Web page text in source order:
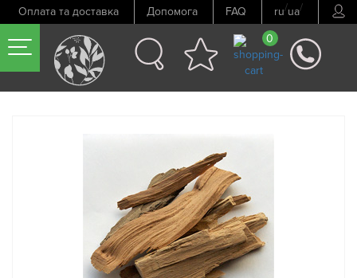
Оплата та доставка Допомога FAQ ru/ua/
0
Попередній товар Наступний товар